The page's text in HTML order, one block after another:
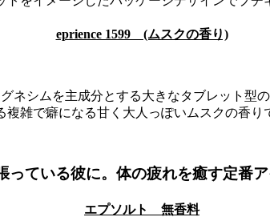
eprience 1599 (ムスクの香り)
ネシムを主成分とする大きなタブレット型の
雑で癖になる甘く大人っぽいムスクの香り
っている彼に。体の疲れを癒す定番
エプソルト 無香料